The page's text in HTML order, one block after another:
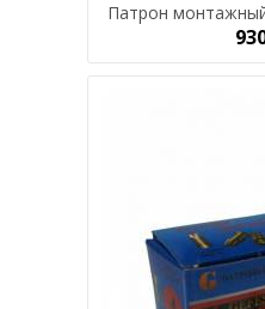
Патрон